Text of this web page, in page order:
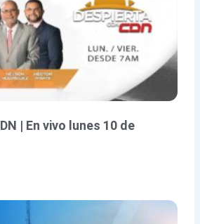
| En vivo lunes 10 de